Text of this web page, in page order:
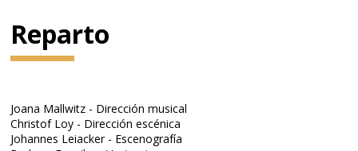
Reparto
Joana Mallwitz - Dirección musical
Christof Loy - Dirección escénica
Johannes Leiacker - Escenografía